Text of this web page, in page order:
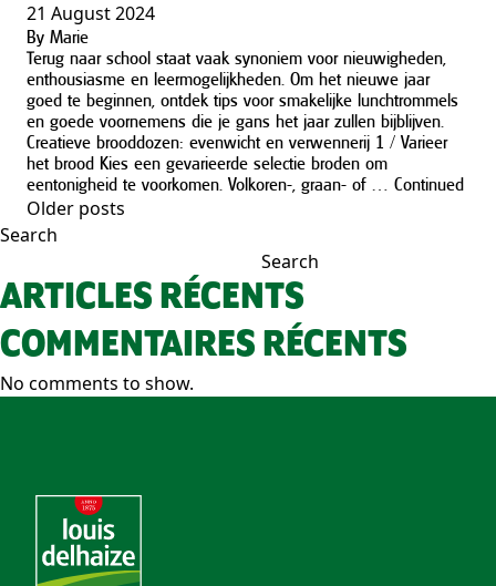
21 August 2024
By Marie
Terug naar school staat vaak synoniem voor nieuwigheden,
enthousiasme en leermogelijkheden. Om het nieuwe jaar
goed te beginnen, ontdek tips voor smakelijke lunchtrommels
en goede voornemens die je gans het jaar zullen bijblijven.
Creatieve brooddozen: evenwicht en verwennerij 1 / Varieer
het brood Kies een gevarieerde selectie broden om
eentonigheid te voorkomen. Volkoren-, graan- of … Continued
POSTS
NAVIGATION
Older posts
Search
Search
ARTICLES RÉCENTS
COMMENTAIRES RÉCENTS
No comments to show.